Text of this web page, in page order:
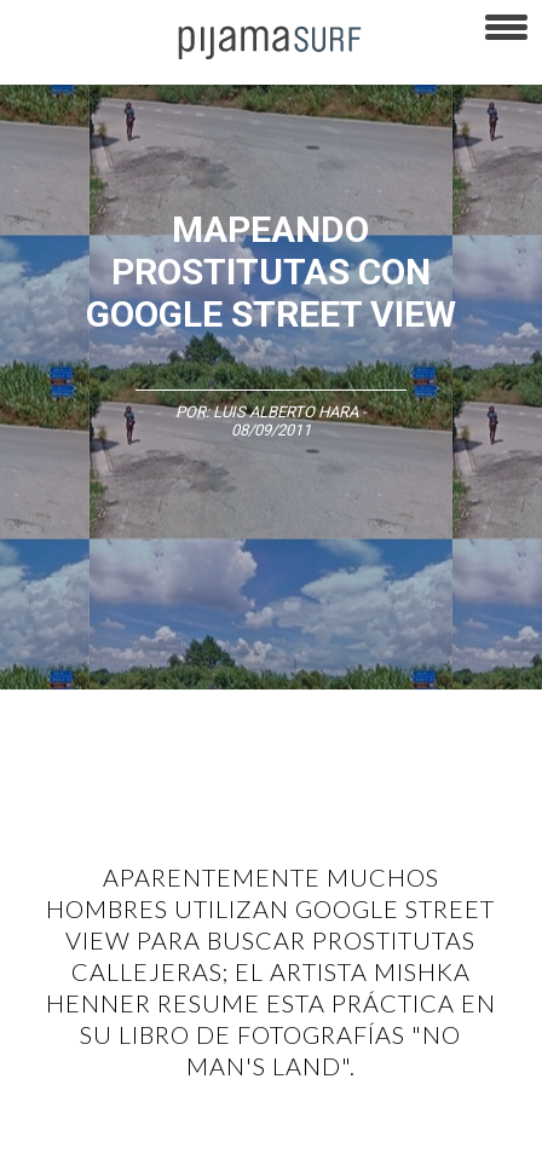
MAPEANDO
PROSTITUTAS CON
GOOGLE STREET VIEW
POR:LUIS ALBERTO HARA-
08/09/2011
APARENTEMENTE MUCHOS
HOMBRES UTILIZAN GOOGLE STREET
VIEW PARA BUSCAR PROSTITUTAS
CALLEJERAS; EL ARTISTA MISHKA
HENNER RESUME ESTA PRÁCTICA EN
SU LIBRO DE FOTOGRAFÍAS "NO
MAN'S LAND".